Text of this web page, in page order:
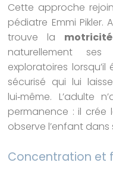
Cette approche
pédiatre Emmi Pikler.
trouve la
naturellement
exploratoires
sécurisé qui lui
lui‑même. L’adulte
permanence : il crée
observe l’enfant
Concentration et